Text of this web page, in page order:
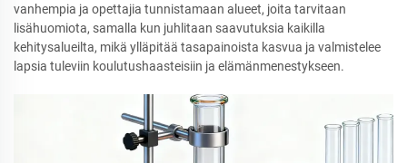
vanhempia ja opettajia tunnistamaan alueet, joita tarvitaan
lisähuomiota, samalla kun juhlitaan saavutuksia kaikilla
kehitysalueilta, mikä ylläpitää tasapainoista kasvua ja valmistelee
lapsia tuleviin koulutushaasteisiin ja elämänmenestykseen.